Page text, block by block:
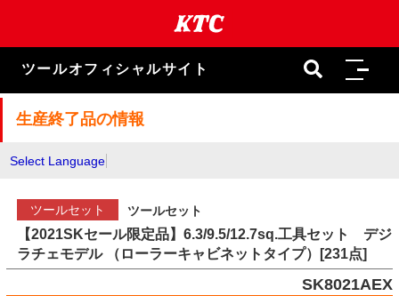
ま
キ
ツールオフィシャルサイト
生産終了品の情報
Select Language
ツールセット ツールセット
【2021SKセール限定品】6.3/9.5/12.7sq.工具セット デジ
ラチェモデル （ローラーキャビネットタイプ）[231点]
SK8021AEX